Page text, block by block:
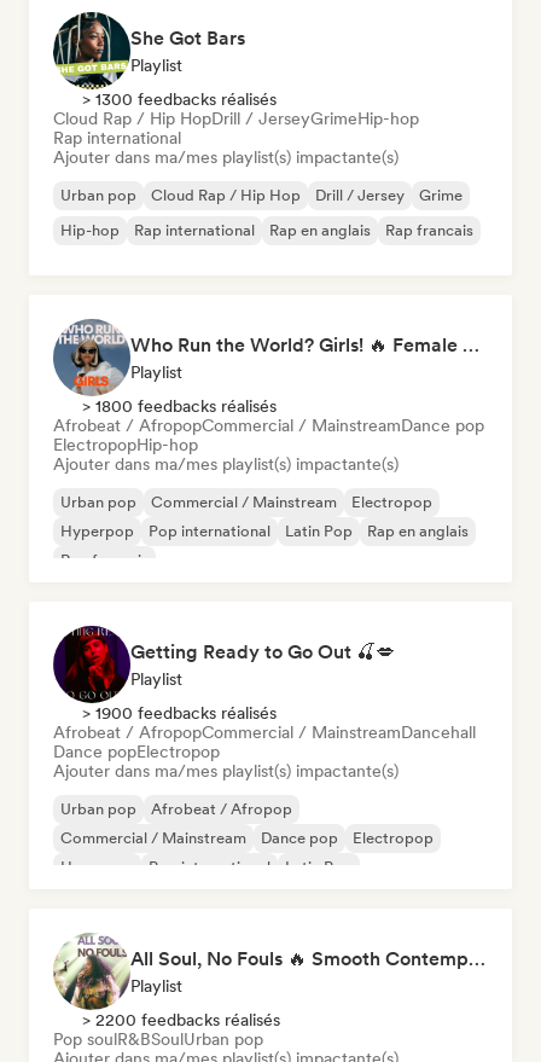
She Got Bars
Playlist
> 1300 feedbacks réalisés
Cloud Rap / Hip HopDrill / JerseyGrimeHip-hop
Rap international
Ajouter dans ma/mes playlist(s) impactante(s)
Urban pop Cloud Rap / Hip Hop Drill / Jersey
Grime
Hip-hop
Rap international Rap en anglais Rap francais
Who Run the World? Girls! 🔥 Female Empowerment Pop & Girl-Power Anthems
Playlist
> 1800 feedbacks réalisés
Afrobeat / AfropopCommercial / MainstreamDance pop
ElectropopHip-hop
Ajouter dans ma/mes playlist(s) impactante(s)
Urban pop Commercial / Mainstream
Electropop
Hyperpop
Pop international Latin Pop
Rap en anglais
Rap francais
Getting Ready to Go Out 🍒💋
Playlist
> 1900 feedbacks réalisés
Afrobeat / AfropopCommercial / MainstreamDancehall
Dance popElectropop
Ajouter dans ma/mes playlist(s) impactante(s)
Urban pop
Afrobeat / Afropop
Commercial / Mainstream
Dance pop
Electropop
Hyperpop
Pop international Latin Pop
All Soul, No Fouls 🔥 Smooth Contemporary R&B & Neo Soul
Playlist
> 2200 feedbacks réalisés
Pop soulR&BSoulUrban pop